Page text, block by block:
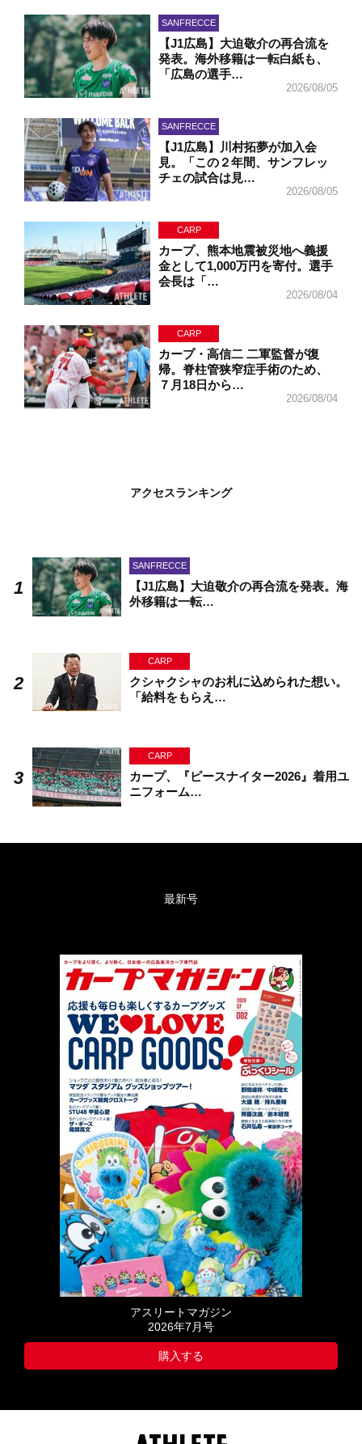
SANFRECCE
【J1広島】大迫敬介の再合流を
発表。海外移籍は一転白紙も、
「広島の選手…
2026/08/05
SANFRECCE
【J1広島】川村拓夢が加入会
見。「この２年間、サンフレッ
チェの試合は見…
2026/08/05
CARP
カープ、熊本地震被災地へ義援
金として1,000万円を寄付。選手
会長は「…
2026/08/04
CARP
カープ・高信二 二軍監督が復
帰。脊柱管狭窄症手術のため、
７月18日から…
2026/08/04
アクセスランキング
SANFRECCE
【J1広島】大迫敬介の再合流を発表。海
外移籍は一転…
CARP
クシャクシャのお札に込められた想い。
「給料をもらえ…
CARP
カープ、『ピースナイター2026』着用ユ
ニフォーム…
最新号
アスリートマガジン
2026年7月号
購入する